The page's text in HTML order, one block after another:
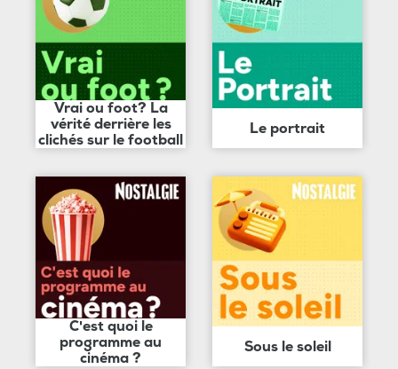
Vrai ou foot? La
vérité derrière les
clichés sur le football
Le portrait
C'est quoi le
programme au
cinéma ?
Sous le soleil